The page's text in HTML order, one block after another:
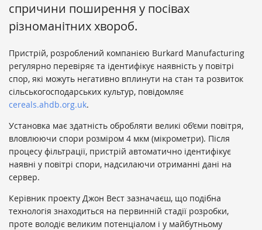
спричини поширення у посівах
різноманітних хвороб.
Пристрій, розроблений компанією Burkard Manufacturing
регулярно перевіряє та ідентифікує наявність у повітрі
спор, які можуть негативно вплинути на стан та розвиток
сільськогосподарських культур, повідомляє
cereals.ahdb.org.uk.
Установка має здатність обробляти великі об’єми повітря,
вловлюючи спори розміром 4 мкм (мікрометри). Після
процесу фільтрації, пристрій автоматично ідентифікує
наявні у повітрі спори, надсилаючи отриманні дані на
сервер.
Керівник проекту Джон Вест зазначаєш, що подібна
технологія знаходиться на первинній стадії розробки,
проте володіє великим потенціалом і у майбутньому